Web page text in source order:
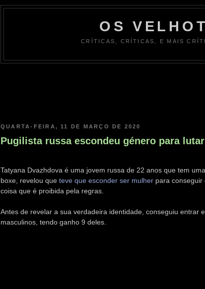
OS
CRÍTICAS, CRÍTICAS, E MAIS
QUARTA-FEIRA, 11 DE MARÇO DE 2020
Pugilista russa escondeu género para
Tatyana Dvazhdova é uma jovem russa de 22 anos que tem
boxe, revelou que teve que esconder ser mulher para conseguir
coisa que é proibida pela regras.
Antes de revelar a sua verdadeira identidade, conseguiu entrar
masculinos, tendo ganho 9 deles.